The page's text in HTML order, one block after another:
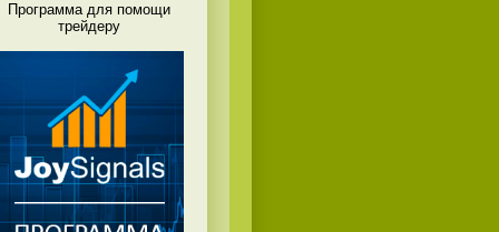
Программа для помощи
трейдеру